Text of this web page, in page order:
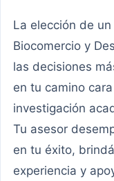
La elección de
Biocomercio y
las decisiones
en tu camino
investigación
Tu asesor
en tu éxito,
experiencia y